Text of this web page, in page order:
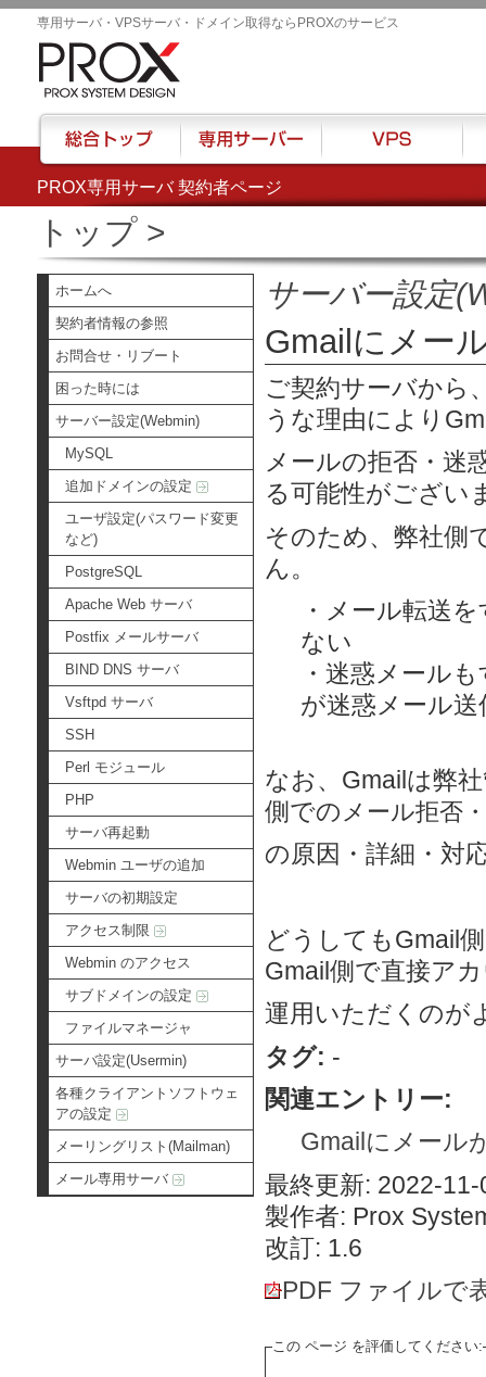
PROX専用サーバ 契約者ページ
専用サーバ・VPSサーバ・ドメイン取得ならPROXのサービス
トップ>
ホームへ
契約者情報の参照
お問合せ・リブート
困った時には
サーバー設定(Webmin)
MySQL
追加ドメインの設定
ユーザ設定(パスワード変更
など)
PostgreSQL
Apache Web サーバ
Postfix メールサーバ
BIND DNS サーバ
Vsftpd サーバ
SSH
Perl モジュール
PHP
サーバ再起動
Webmin ユーザの追加
サーバの初期設定
アクセス制限
Webmin のアクセス
サブドメインの設定
ファイルマネージャ
サーバ設定(Usermin)
各種クライアントソフトウェ
アの設定
メーリングリスト(Mailman)
メール専用サーバ
サーバー設定
Gmailにメー
ご契約サーバから
うな理由により
メールの拒否・迷
る可能性がござい
そのため、弊社側
ん。
・メール転送
ない
・迷惑メール
が迷惑メール
なお、Gmailは弊
側での メール拒否
の原因・詳細・対
どうしてもGmail
Gmail側で直接ア
運用いただくのが
タグ: -
関連エントリー:
Gmailにメール
最終更新: 2022-
製作者: Prox
改訂: 1.6
PDF ファイルで
この ページ を評価してください:
総合トップ 専用サーバー VPS ハ